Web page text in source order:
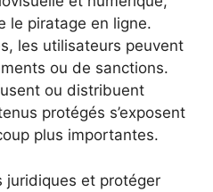
le piratage en ligne.
les utilisateurs peuvent
ou de sanctions.
ou distribuent
protégés s’exposent
plus importantes.
juridiques et protéger